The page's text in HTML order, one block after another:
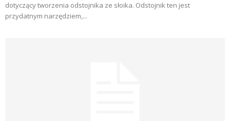
dotyczący tworzenia odstojnika ze słoika. Odstojnik ten jest
przydatnym narzędziem,...